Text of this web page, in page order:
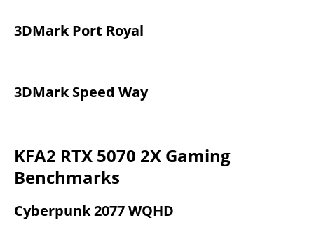
3DMark Port Royal
3DMark Speed Way
KFA2 RTX 5070 2X Gaming
Benchmarks
Cyberpunk 2077 WQHD